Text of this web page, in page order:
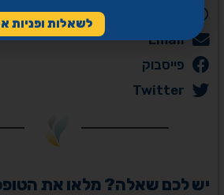
Email
פייסבוק
Twitter
יש לכם שאלה? מלאו את
לשאלות ופניות